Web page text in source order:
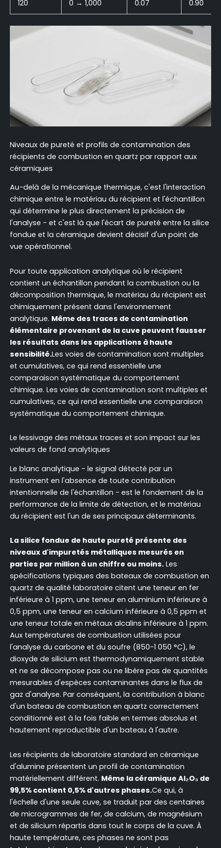
120 0 → 1,000 0.07 0.90
Niveaux de pureté et profils de contamination des
récipients de combustion en quartz par rapport aux
céramiques
Au-delà de la mécanique thermique, c'est l'interaction
chimique entre le matériau du récipient et l'échantillon
qui détermine le plus directement la précision de
l'analyse - et c'est là que l'écart de pureté entre la silice
fondue et la céramique devient décisif d'un point de
vue opérationnel.
Pour toute application analytique où le récipient
contient un échantillon pendant la combustion ou la
décomposition thermique, le matériau du récipient est
chimiquement présent dans l'environnement
analytique. Même des traces de contamination
élémentaire provenant de la cuve peuvent fausser
les résultats dans les applications à haute
sensibilité.Les voies de contamination sont multiples
et cumulatives, ce qui rend essentielle une
comparaison systématique du comportement
chimique. Les voies de contamination sont multiples et
cumulatives, ce qui rend essentielle une comparaison
systématique du comportement chimique.
Le lessivage des métaux traces et son impact sur les
valeurs de fond analytiques
Le blanc analytique - le signal détecté par un
instrument en l'absence de toute contribution
intentionnelle de l'échantillon - est le fondement de la
performance de la limite de détection, et le matériau
du récipient est l'un de ses principaux déterminants.
La silice fondue de haute pureté présente des
niveaux d'impuretés métalliques mesurés en
parties par million à un chiffre ou moins. Les
spécifications typiques des bateaux de combustion en
quartz de qualité laboratoire citent une teneur en fer
inférieure à 1 ppm, une teneur en aluminium inférieure à
0,5 ppm, une teneur en calcium inférieure à 0,5 ppm et
une teneur totale en métaux alcalins inférieure à 1 ppm.
Aux températures de combustion utilisées pour
l'analyse du carbone et du soufre (850-1 050 °C), le
dioxyde de silicium est thermodynamiquement stable
et ne se décompose pas ou ne libère pas de quantités
mesurables d'espèces contaminantes dans le flux de
gaz d'analyse. Par conséquent, la contribution à blanc
d'un bateau de combustion en quartz correctement
conditionné est à la fois faible en termes absolus et
hautement reproductible d'un bateau à l'autre.
Les récipients de laboratoire standard en céramique
d'alumine présentent un profil de contamination
matériellement différent. Même la céramique Al₂O₃ de
99,5% contient 0,5% d'autres phases.Ce qui, à
l'échelle d'une seule cuve, se traduit par des centaines
de microgrammes de fer, de calcium, de magnésium
et de silicium répartis dans tout le corps de la cuve. À
haute température, ces phases ne sont pas